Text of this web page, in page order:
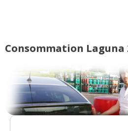
Consommation Laguna